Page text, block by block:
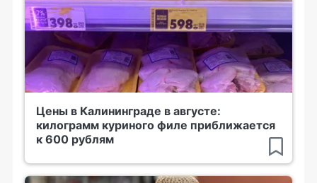
Цены в Калининграде в августе:
килограмм куриного филе приближается
к 600 рублям